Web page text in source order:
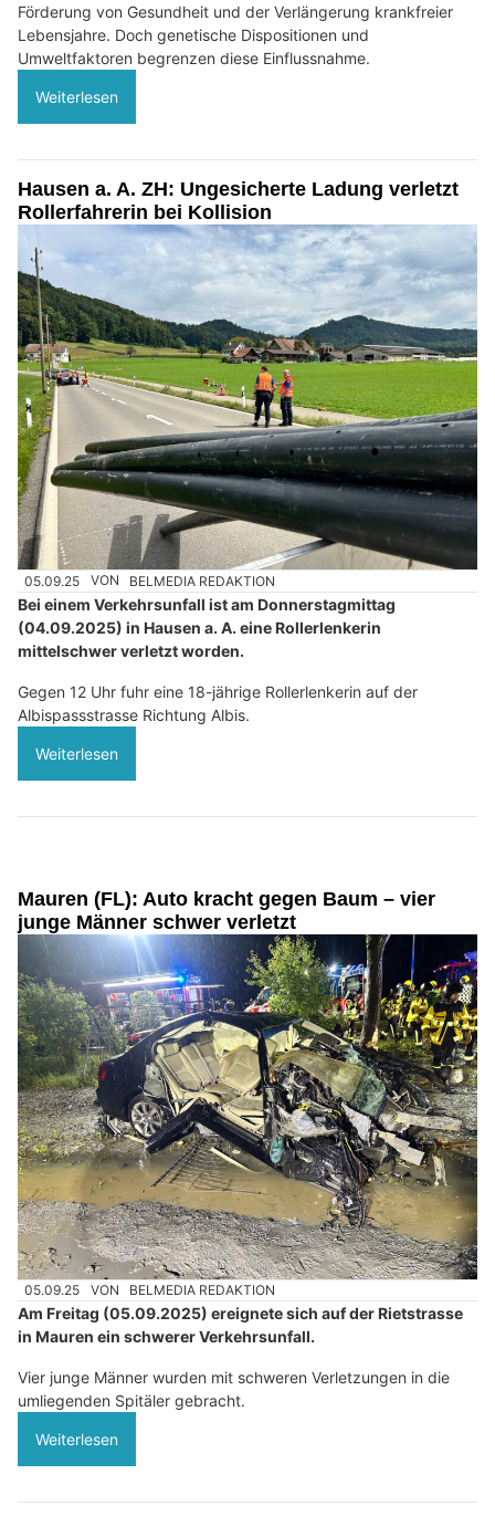
Förderung von Gesundheit und der Verlängerung krankfreier
Lebensjahre. Doch genetische Dispositionen und
Umweltfaktoren begrenzen diese Einflussnahme.
Weiterlesen
Hausen a. A. ZH: Ungesicherte Ladung verletzt
Rollerfahrerin bei Kollision
05.09.25 VON BELMEDIA REDAKTION
Bei einem Verkehrsunfall ist am Donnerstagmittag
(04.09.2025) in Hausen a. A. eine Rollerlenkerin
mittelschwer verletzt worden.
Gegen 12 Uhr fuhr eine 18-jährige Rollerlenkerin auf der
Albispassstrasse Richtung Albis.
Weiterlesen
Mauren (FL): Auto kracht gegen Baum – vier
junge Männer schwer verletzt
05.09.25 VON BELMEDIA REDAKTION
Am Freitag (05.09.2025) ereignete sich auf der Rietstrasse
in Mauren ein schwerer Verkehrsunfall.
Vier junge Männer wurden mit schweren Verletzungen in die
umliegenden Spitäler gebracht.
Weiterlesen